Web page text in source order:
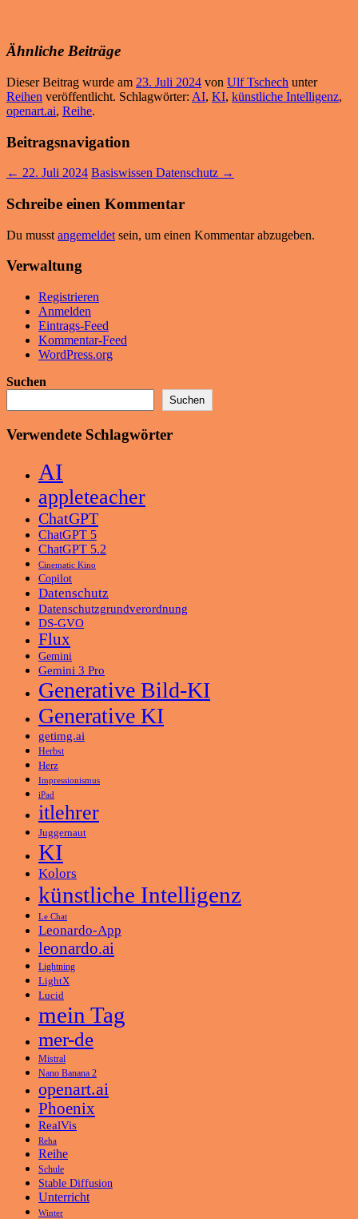
Ähnliche Beiträge
Dieser Beitrag wurde am 23. Juli 2024 von Ulf Tschech unter
Reihen veröffentlicht. Schlagwörter: AI, KI, künstliche Intelligenz,
openart.ai, Reihe.
Beitragsnavigation
← 22. Juli 2024 Basiswissen Datenschutz →
Schreibe einen Kommentar
Du musst angemeldet sein, um einen Kommentar abzugeben.
Verwaltung
Registrieren
Anmelden
Eintrags-Feed
Kommentar-Feed
WordPress.org
Suchen
Suchen
Verwendete Schlagwörter
AI
appleteacher
ChatGPT
ChatGPT 5
ChatGPT 5.2
Cinematic Kino
Copilot
Datenschutz
Datenschutzgrundverordnung
DS-GVO
Flux
Gemini
Gemini 3 Pro
Generative Bild-KI
Generative KI
getimg.ai
Herbst
Herz
Impressionismus
iPad
itlehrer
Juggernaut
KI
Kolors
künstliche Intelligenz
Le Chat
Leonardo-App
leonardo.ai
Lightning
LightX
Lucid
mein Tag
mer-de
Mistral
Nano Banana 2
openart.ai
Phoenix
RealVis
Reha
Reihe
Schule
Stable Diffusion
Unterricht
Winter